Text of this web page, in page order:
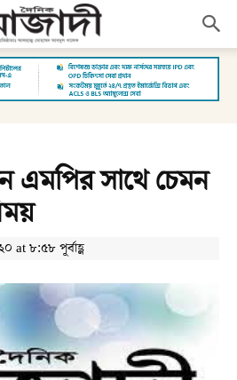
এমপির সাথে চেমন
at ৮:৫৮ পূর্বাহ্ণ